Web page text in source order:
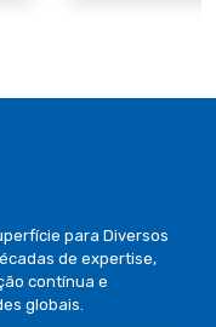
para Diversos
de expertise,
contínua e
globais.